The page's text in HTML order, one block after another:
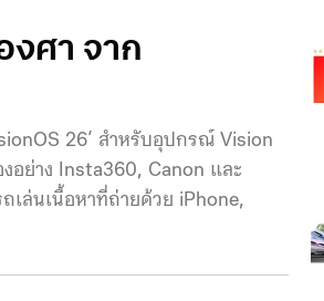
งศา จาก
26’ สำหรับอุปกรณ์ Vision
อย่าง Insta360, Canon และ
ล่นเนื้อหาที่ถ่ายด้วย iPhone,